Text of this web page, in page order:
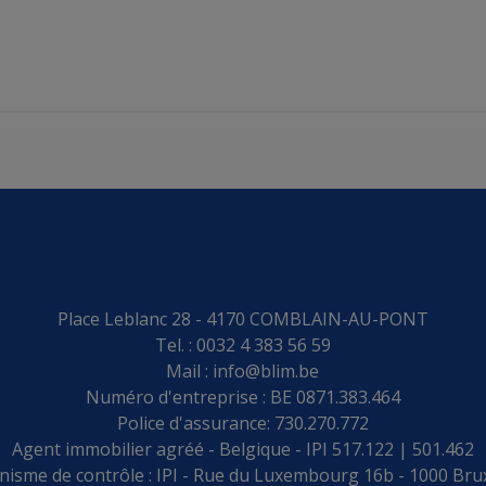
Place Leblanc 28 - 4170 COMBLAIN-AU-PONT
Tel. : 0032 4 383 56 59
Mail : info@blim.be
Numéro d'entreprise : BE 0871.383.464
Police d'assurance: 730.270.772
Agent immobilier agréé - Belgique - IPI 517.122 | 501.462
de contrôle : IPI - Rue du Luxembourg 16b - 1000